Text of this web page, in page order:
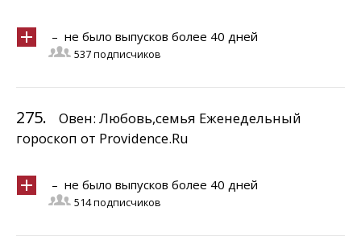
– не было выпусков более 40 дней
537 подписчиков
275.
Овен: Любовь,семья Еженедельный
гороскоп от Providence.Ru
– не было выпусков более 40 дней
514 подписчиков